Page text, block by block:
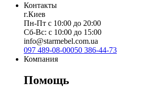
Контакты
г.Киев
Пн-Пт с 10:00 до 20:00
Сб-Вс: с 10:00 до 15:00
info@starmebel.com.ua
097 489-08-00050 386-44-73
Компания
Помощь